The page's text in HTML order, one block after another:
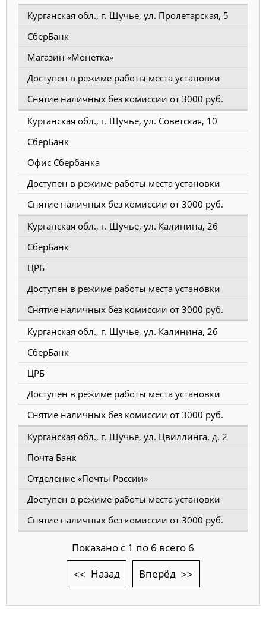
Курганская обл., г. Щучье, ул. Пролетарская, 5
СберБанк
Магазин «Монетка»
Доступен в режиме работы места установки
Снятие наличных без комиссии от 3000 руб.
Курганская обл., г. Щучье, ул. Советская, 10
СберБанк
Офис Сбербанка
Доступен в режиме работы места установки
Снятие наличных без комиссии от 3000 руб.
Курганская обл., г. Щучье, ул. Калинина, 26
СберБанк
ЦРБ
Доступен в режиме работы места установки
Снятие наличных без комиссии от 3000 руб.
Курганская обл., г. Щучье, ул. Калинина, 26
СберБанк
ЦРБ
Доступен в режиме работы места установки
Снятие наличных без комиссии от 3000 руб.
Курганская обл., г. Щучье, ул. Цвиллинга, д. 2
Почта Банк
Отделение «Почты России»
Доступен в режиме работы места установки
Снятие наличных без комиссии от 3000 руб.
Показано с 1 по 6 всего 6
Назад
Вперёд